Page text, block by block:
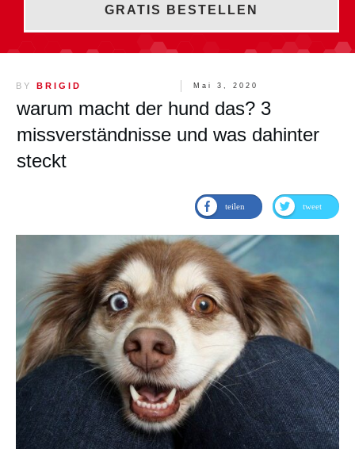
GRATIS BESTELLEN
BY BRIGID Mai 3, 2020
warum macht der hund das? 3
missverständnisse und was dahinter
steckt
teilen tweet